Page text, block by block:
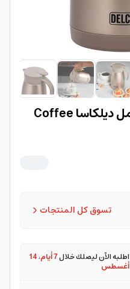
ترمس قهوة بسعة 750 مل ديلكاسا Coffee
تسوق كل المنتجات
اطلبه الآن ليصلك خلال7 أيام ،14
أغسطس